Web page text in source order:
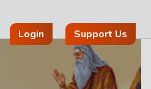
Login
Support Us